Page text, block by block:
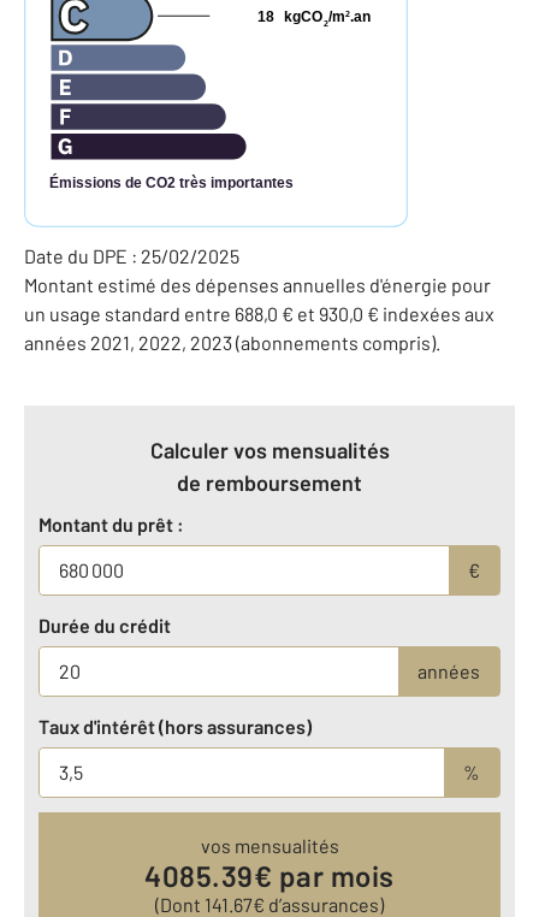
Émissions de CO2 très importantes
kgCO2/m2.an
18
Date du DPE : 25/02/2025
Montant estimé des dépenses annuelles d'énergie pour
un usage standard entre 688,0 € et 930,0 € indexées aux
années 2021, 2022, 2023 (abonnements compris).
Calculer vos mensualités
de remboursement
Montant du prêt :
€
Durée du crédit
années
Taux d'intérêt (hors assurances)
%
vos mensualités
4085.39€ par mois
(Dont 141.67€ d’assurances)